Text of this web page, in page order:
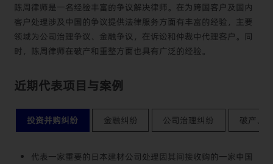
陈周律师是一名经验丰富的争议解决律师。在为跨国客户及国内
客户处理涉及中国的争议提供法律服务方面有丰富的经验，主要
领域为公司治理争议、金融争议，在诉讼和仲裁中代理客户。同
时，陈周律师在破产和重整方面也具有广泛的经验。
近期代表项目与案例
投资并购纠纷 金融纠纷 公司治理纠纷 破产、
代表一家重要的日本建材公司处理因其间接收购的一家中国